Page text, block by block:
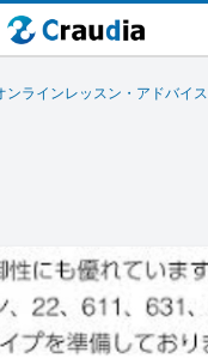
ンラインレッスン・アドバイス